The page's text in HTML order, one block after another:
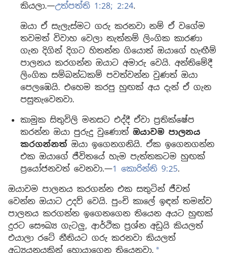
කියලා.—උත්පත්ති 1:28; 2:24.
ඔයා ඒ සැලැස්මට ගරු කරනවා නම් ඒ වගේම
තවමත් විවාහ වෙලා නැත්නම් ලිංගික කාරණා
ගැන දිගින් දිගට හිතන්න ගියොත් ඔයාගේ හැඟීම්
පාලනය කරගන්න ඔයාට අමාරු වෙයි. අන්තිමේදී
ලිංගික සම්බන්ධකම් පවත්වන්න වුණත් ඔයා
පෙලඹෙයි. එහෙම කරපු හුඟක් අය දැන් ඒ ගැන
පසුතැවෙනවා.
කාමුක සිතුවිලි මනසට එද්දී ඒවා ප්‍රතික්ෂේප
කරන්න ඔයා පුරුදු වුණොත් ඔයාවම පාලනය
කරගන්නත් ඔයා ඉගෙනගනියි. ඒක ඉගෙනගන්න
එක ඔයාගේ ජීවිතයේ හැම පැත්තකටම හුඟක්
ප්‍රයෝජනවත් වෙනවා.—1 කොරින්ති 9:25.
ඔයාවම පාලනය කරගන්න එක සතුටින් ජීවත්
වෙන්න ඔයාට උදව් වෙයි. පුංචි කාලේ ඉඳන් තමන්ව
පාලනය කරගන්න ඉගෙනගෙන තියෙන අයට හුඟක්
දුරට සෞඛ්‍ය ගැටලු, ආර්ථික ප්‍රශ්න අඩුයි කියලත්
එයාලා රටේ නීතියට ගරු කරනවා කියලත්
අධ්‍යයනයකින් හොයාගෙන තියෙනවා. a